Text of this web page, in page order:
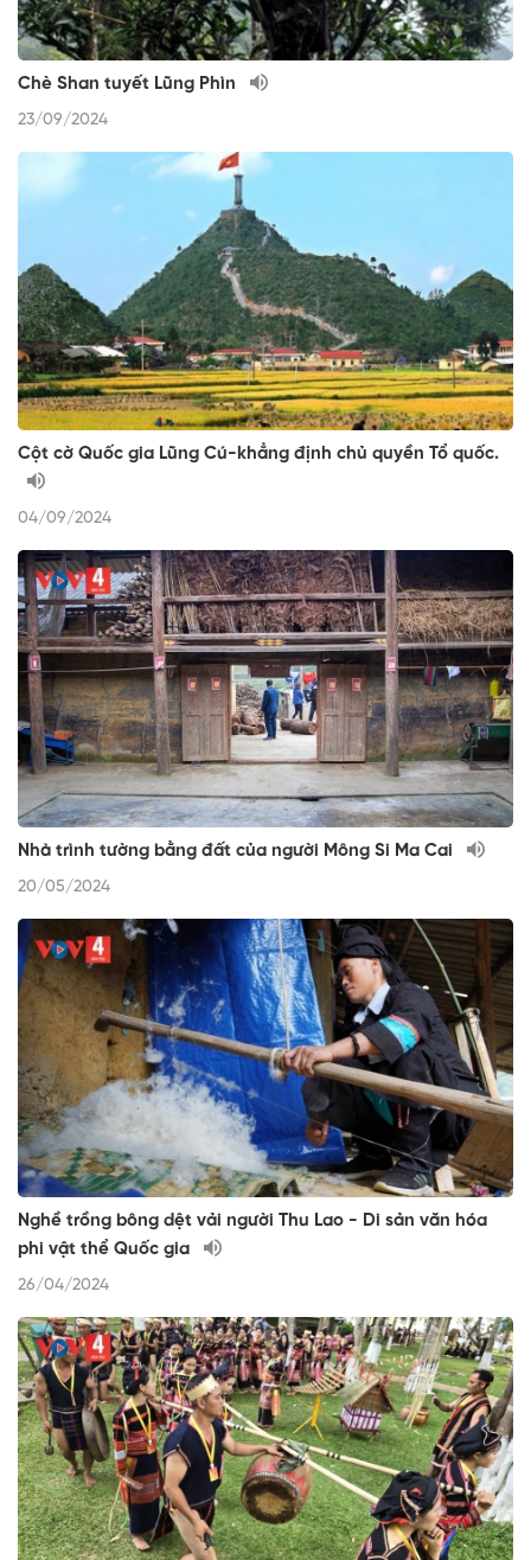
Chè Shan tuyết Lũng Phìn
23/09/2024
Cột cờ Quốc gia Lũng Cú-khẳng định chủ quyền Tổ quốc.
04/09/2024
Nhà trình tường bằng đất của người Mông Si Ma Cai
20/05/2024
Nghề trồng bông dệt vải người Thu Lao - Di sản văn hóa
phi vật thể Quốc gia
26/04/2024